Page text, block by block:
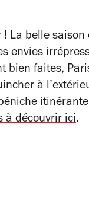
! La belle
envies
bien faites,
à
à découvrir ici.